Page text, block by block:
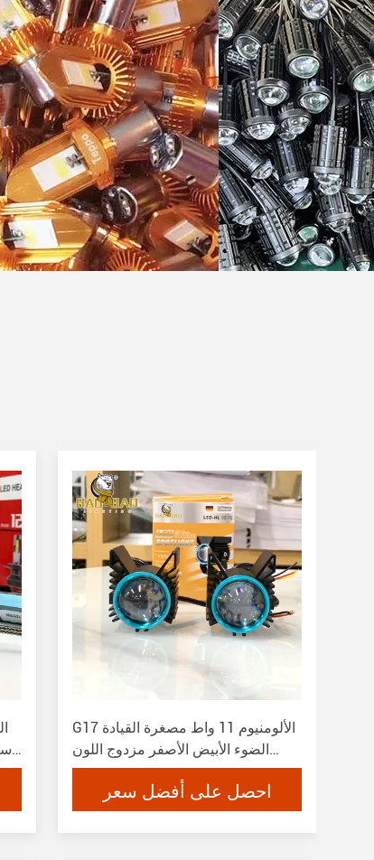
G17 الألومنيوم 11 واط مصغرة القيادة
الضوء الأبيض الأصفر مزدوج اللون
الأحمر الشيطان العيون ضوء الضباب
المصغرة للدراجة النارية الدراجة النارية
مصباح
احصل على أفضل سعر